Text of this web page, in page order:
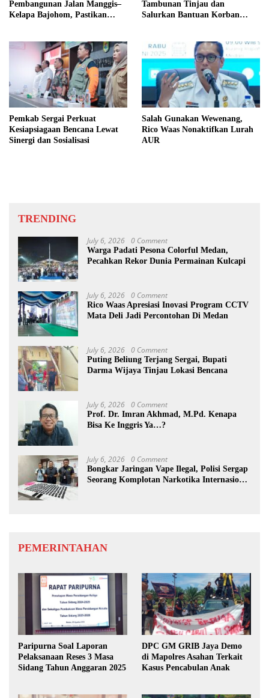
Pembangunan Jalan Manggis–
Kelapa Bajohom, Pastikan
Tambunan Tinjau dan
Salurkan Bantuan Korban
Pemkab Sergai Perkuat
Kesiapsiagaan Bencana Lewat
Sinergi dan Sosialisasi
Salah Gunakan Wewenang,
Rico Waas Nonaktifkan Lurah
AUR
TRENDING
July 6, 2026 0 Comment
Warga Padati Pesona Colorful Medan,
Pecahkan Rekor Dunia Permainan Kulcapi
July 6, 2026 0 Comment
Rico Waas Apresiasi Inovasi Program CCTV
Mata Deli Jadi Percontohan Di Medan
July 6, 2026 0 Comment
Puting Beliung Terjang Sergai, Bupati
Darma Wijaya Tinjau Lokasi Bencana
July 6, 2026 0 Comment
Prof. Dr. Imran Akhmad, M.Pd. Kenapa
Bisa Ke Inggris Ya…?
July 6, 2026 0 Comment
Bongkar Jaringan Vape Ilegal, Polisi Sergap
Seorang Komplotan Narkotika Internasional
PEMERINTAHAN
Paripurna Soal Laporan
Pelaksanaan Reses 3 Masa
Sidang Tahun Anggaran 2025
DPC GM GRIB Jaya Demo
di Mapolres Asahan Terkait
Kasus Pencabulan Anak